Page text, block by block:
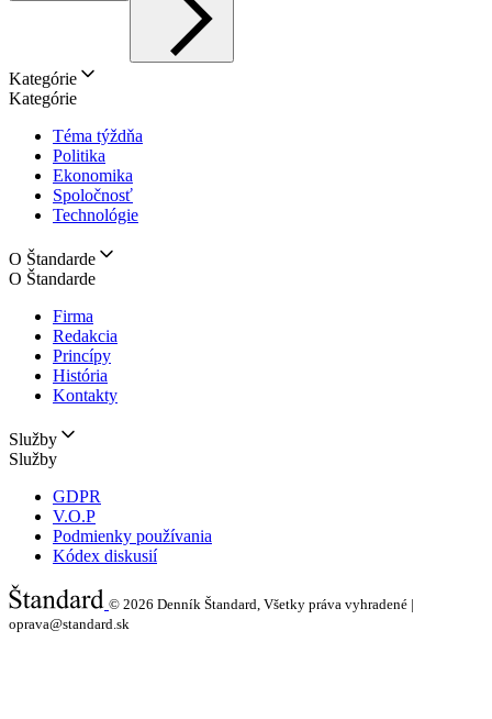
Kategórie
Kategórie
Téma týždňa
Politika
Ekonomika
Spoločnosť
Technológie
O Štandarde
O Štandarde
Firma
Redakcia
Princípy
História
Kontakty
Služby
Služby
GDPR
V.O.P
Podmienky používania
Kódex diskusií
© 2026 Denník Štandard, Všetky práva vyhradené |
oprava@standard.sk